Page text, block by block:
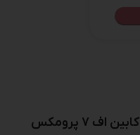
کابین اف 7 پرومکس